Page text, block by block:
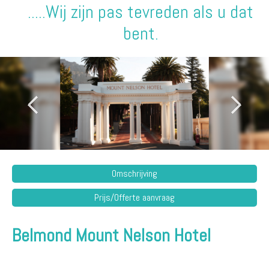
.....Wij zijn pas tevreden als u dat
bent.
Omschrijving
Prijs/Offerte aanvraag
Belmond Mount Nelson Hotel